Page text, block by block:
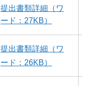
提出書類詳細（ワ
ード：27KB）
提出書類詳細（ワ
ード：26KB）